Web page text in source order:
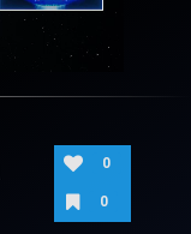
0
0